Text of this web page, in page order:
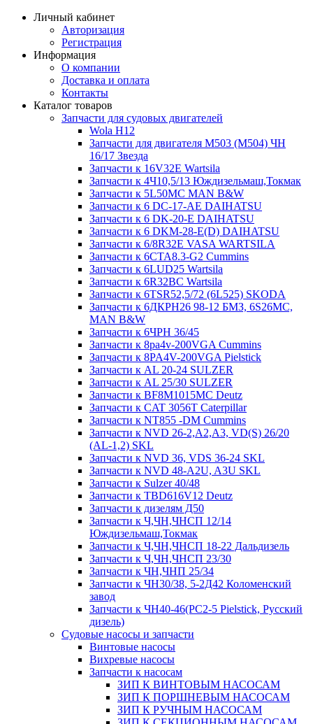
Личный кабинет
Авторизация
Регистрация
Информация
О компании
Доставка и оплата
Контакты
Каталог товаров
Запчасти для судовых двигателей
Wola H12
Запчасти для двигателя M503 (M504) ЧН
16/17 Звезда
Запчасти к 16V32E Wartsila
Запчасти к 4Ч10,5/13 Юждизельмаш,Токмак
Запчасти к 5L50MC MAN B&W
Запчасти к 6 DC-17-AE DAIHATSU
Запчасти к 6 DK-20-E DAIHATSU
Запчасти к 6 DKM-28-E(D) DAIHATSU
Запчасти к 6/8R32E VASA WARTSILA
Запчасти к 6CTA8.3-G2 Cummins
Запчасти к 6LUD25 Wartsila
Запчасти к 6R32BC Wartsila
Запчасти к 6TSR52,5/72 (6L525) SKODA
Запчасти к 6ДКРН26 98-12 БМЗ, 6S26MC,
MAN B&W
Запчасти к 6ЧРН 36/45
Запчасти к 8pa4v-200VGA Cummins
Запчасти к 8PA4V-200VGA Pielstick
Запчасти к AL 20-24 SULZER
Запчасти к AL 25/30 SULZER
Запчасти к BF8M1015MC Deutz
Запчасти к CAT 3056T Caterpillar
Запчасти к NT855 -DM Cummins
Запчасти к NVD 26-2,A2,A3, VD(S) 26/20
(AL-1,2) SKL
Запчасти к NVD 36, VDS 36-24 SKL
Запчасти к NVD 48-A2U, A3U SKL
Запчасти к Sulzer 40/48
Запчасти к TBD616V12 Deutz
Запчасти к дизелям Д50
Запчасти к Ч,ЧН,ЧНСП 12/14
Юждизельмаш,Токмак
Запчасти к Ч,ЧН,ЧНСП 18-22 Дальдизель
Запчасти к Ч,ЧН,ЧНСП 23/30
Запчасти к ЧН,ЧНП 25/34
Запчасти к ЧН30/38, 5-2Д42 Коломенский
завод
Запчасти к ЧН40-46(PC2-5 Pielstick, Русский
дизель)
Судовые насосы и запчасти
Винтовые насосы
Вихревые насосы
Запчасти к насосам
ЗИП К ВИНТОВЫМ НАСОСАМ
ЗИП К ПОРШНЕВЫМ НАСОСАМ
ЗИП К РУЧНЫМ НАСОСАМ